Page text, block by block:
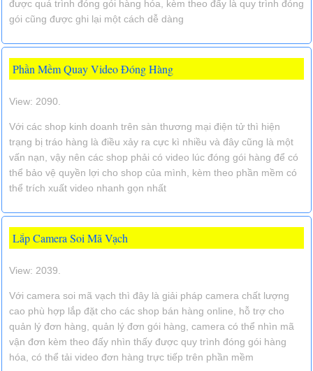
được quá trình đóng gói hàng hóa, kèm theo đấy là quy trình đóng
gói cũng được ghi lại một cách dễ dàng
Phần Mềm Quay Video Đóng Hàng
View: 2090.
Với các shop kinh doanh trên sàn thương mại điện tử thì hiện
trạng bị tráo hàng là điều xảy ra cực kì nhiều và đây cũng là một
vấn nạn, vậy nên các shop phải có video lúc đóng gói hàng để có
thể bảo vệ quyền lợi cho shop của mình, kèm theo phần mềm có
thể trích xuất video nhanh gọn nhất
Lắp Camera Soi Mã Vạch
View: 2039.
Với camera soi mã vạch thì đây là giải pháp camera chất lượng
cao phù hợp lắp đặt cho các shop bán hàng online, hỗ trợ cho
quản lý đơn hàng, quản lý đơn gói hàng, camera có thể nhìn mã
vận đơn kèm theo đấy nhìn thấy được quy trình đóng gói hàng
hóa, có thể tải video đơn hàng trực tiếp trên phần mềm